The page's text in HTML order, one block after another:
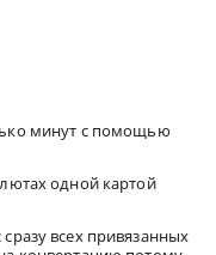
минут с помощью
одной картой
всех привязанных